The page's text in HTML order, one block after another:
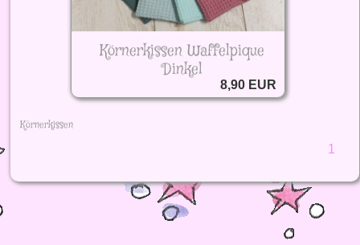
Körnerkissen Waffelpique
Dinkel
8,90 EUR
Körnerkissen
1